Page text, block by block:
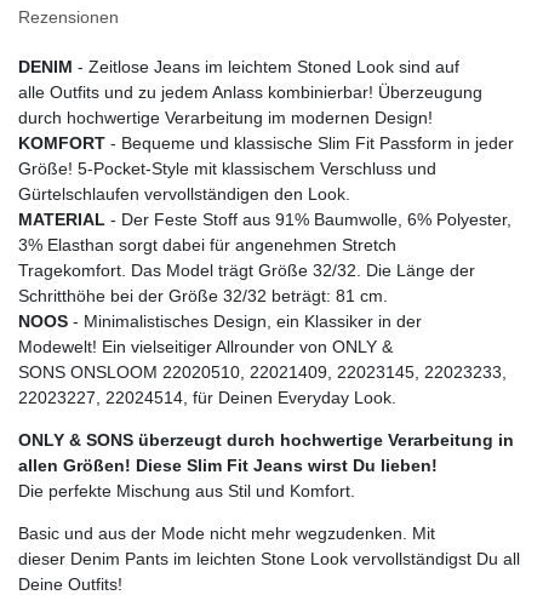
Rezensionen
DENIM - Zeitlose Jeans im leichtem Stoned Look sind auf
alle Outfits und zu jedem Anlass kombinierbar! Überzeugung
durch hochwertige Verarbeitung im modernen Design!
KOMFORT - Bequeme und klassische Slim Fit Passform in jeder
Größe! 5-Pocket-Style mit klassischem Verschluss und
Gürtelschlaufen vervollständigen den Look.
MATERIAL - Der Feste Stoff aus 91% Baumwolle, 6% Polyester,
3% Elasthan sorgt dabei für angenehmen Stretch
Tragekomfort. Das Model trägt Größe 32/32. Die Länge der
Schritthöhe bei der Größe 32/32 beträgt: 81 cm.
NOOS - Minimalistisches Design, ein Klassiker in der
Modewelt! Ein vielseitiger Allrounder von ONLY &
SONS ONSLOOM 22020510, 22021409, 22023145, 22023233,
22023227, 22024514, für Deinen Everyday Look.
ONLY & SONS überzeugt durch hochwertige Verarbeitung in
allen Größen! Diese Slim Fit Jeans wirst Du lieben!
Die perfekte Mischung aus Stil und Komfort.
Basic und aus der Mode nicht mehr wegzudenken. Mit
dieser Denim Pants im leichten Stone Look vervollständigst Du all
Deine Outfits!